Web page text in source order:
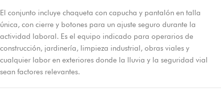
El conjunto incluye chaqueta con capucha y pantalón en talla
única, con cierre y botones para un ajuste seguro durante la
actividad laboral. Es el equipo indicado para operarios de
construcción, jardinería, limpieza industrial, obras viales y
cualquier labor en exteriores donde la lluvia y la seguridad vial
sean factores relevantes.